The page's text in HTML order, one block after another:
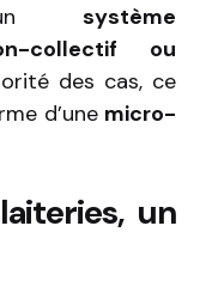
système
collectif ou
des cas, ce
d’une micro-
un